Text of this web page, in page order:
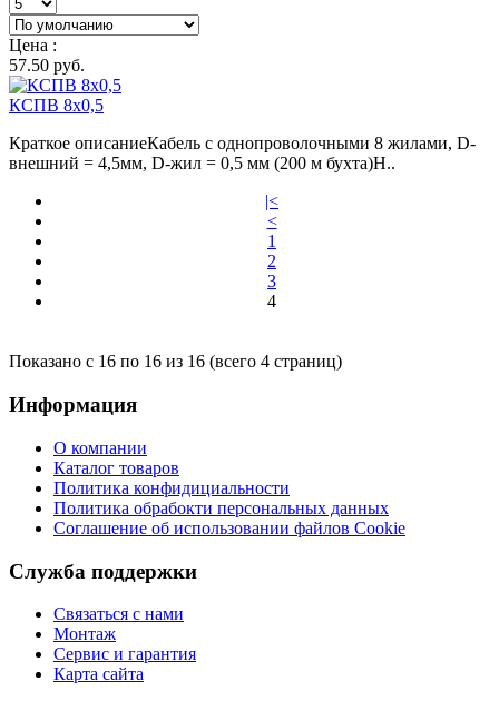
Цена :
57.50 руб.
КСПВ 8х0,5
Краткое описаниеКабель с однопроволочными 8 жилами, D-
внешний = 4,5мм, D-жил = 0,5 мм (200 м бухта)Н..
|<
<
1
2
3
4
Показано с 16 по 16 из 16 (всего 4 страниц)
Информация
О компании
Каталог товаров
Политика конфидициальности
Политика обрабокти персональных данных
Соглашение об использовании файлов Cookie
Служба поддержки
Связаться с нами
Монтаж
Сервис и гарантия
Карта сайта